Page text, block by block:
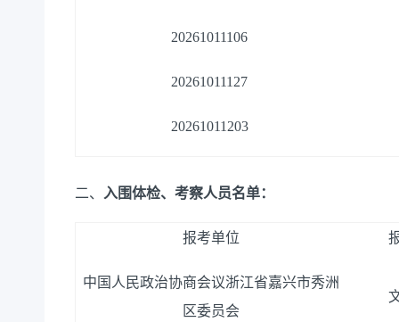
20261011106
20261011127
20261011203
二、 入围体检、考察人员名单：
报考单位
中国人民政治协商会议浙江省嘉兴市秀洲
区委员会